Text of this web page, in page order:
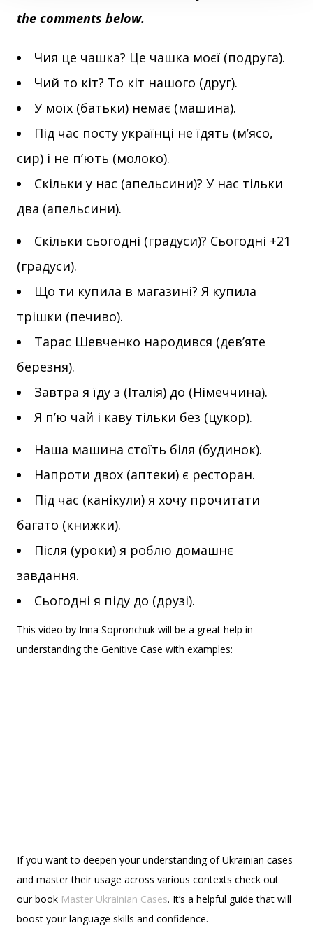
the comments below.
Чия це чашка? Це чашка моєї (подруга).
Чий то кіт? То кіт нашого (друг).
У моїх (батьки) немає (машина).
Під час посту українці не їдять (м’ясо,
сир) і не п’ють (молоко).
Скільки у нас (апельсини)? У нас тільки
два (апельсини).
Cкільки сьогодні (градуси)? Сьогодні +21
(градуси).
Що ти купила в магазині? Я купила
трішки (печиво).
Тарас Шевченко народився (дев’яте
березня).
Завтра я їду з (Італія) до (Німеччина).
Я п’ю чай і каву тільки без (цукор).
Наша машина стоїть біля (будинок).
Напроти двох (аптеки) є ресторан.
Під час (канікули) я хочу прочитати
багато (книжки).
Після (уроки) я роблю домашнє
завдання.
Сьогодні я піду до (друзі).
This video by Inna Sopronchuk will be a great help in
understanding the Genitive Case with examples:
If you want to deepen your understanding of Ukrainian cases
and master their usage across various contexts check out
our book Master Ukrainian Cases. It’s a helpful guide that will
boost your language skills and confidence.